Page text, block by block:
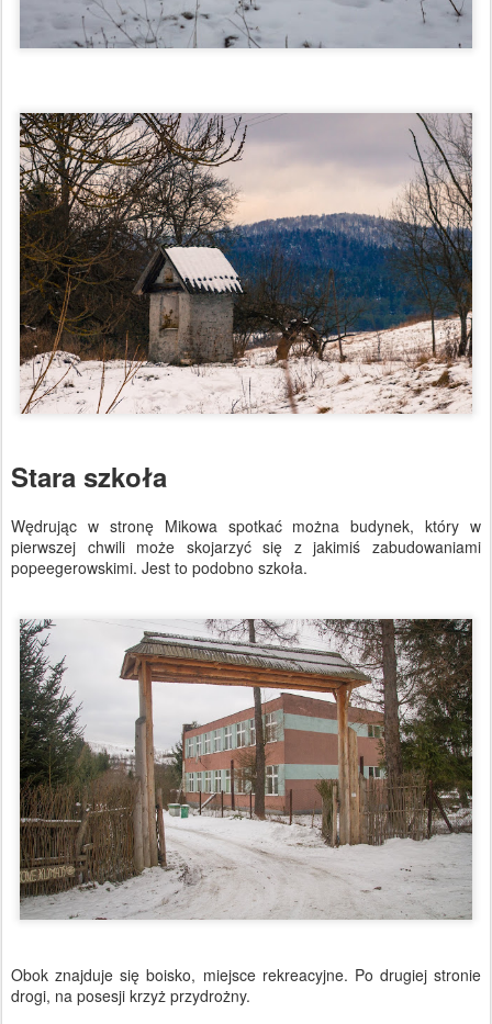
Stara szkoła
Wędrując w stronę Mikowa spotkać można budynek, który w
pierwszej chwili może skojarzyć się z jakimiś zabudowaniami
popeegerowskimi. Jest to podobno szkoła.
Obok znajduje się boisko, miejsce rekreacyjne. Po drugiej stronie
drogi, na posesji krzyż przydrożny.